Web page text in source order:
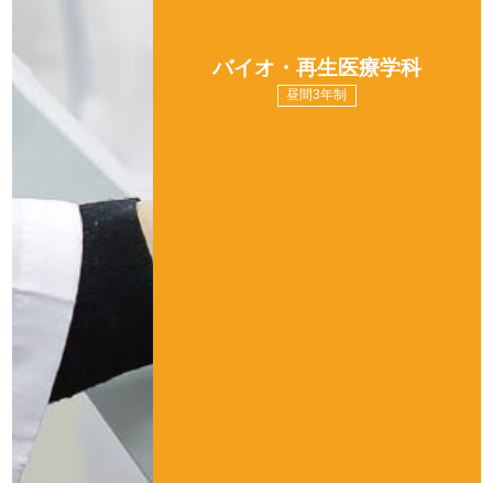
バイオ・再生医療学科
昼間3年制